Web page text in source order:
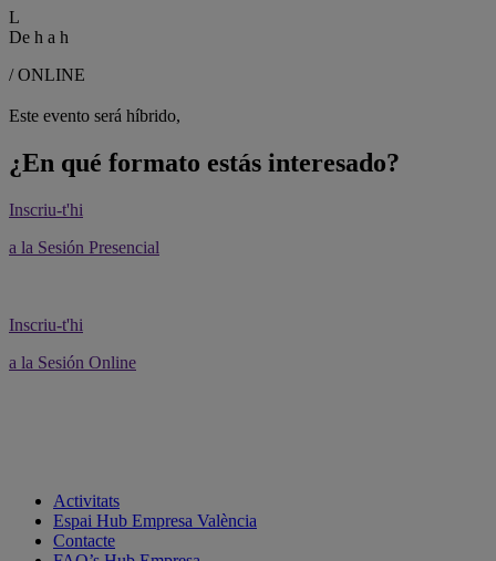
L
De h a h
/ ONLINE
Este evento será híbrido,
¿En qué formato estás interesado?
Inscriu-t'hi
a la Sesión Presencial
Inscriu-t'hi
a la Sesión Online
Activitats
Espai Hub Empresa València
Contacte